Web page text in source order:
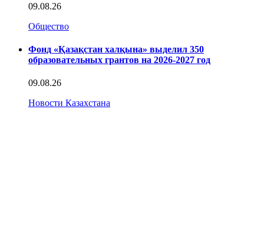
09.08.26
Общество
Фонд «Қазақстан халқына» выделил 350
образовательных грантов на 2026-2027 год
09.08.26
Новости Казахстана